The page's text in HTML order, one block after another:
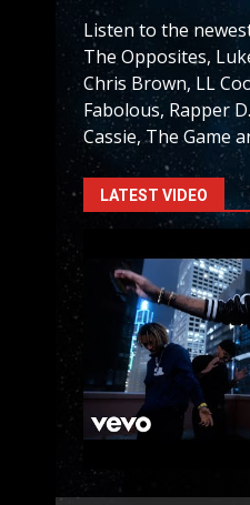
Listen to the
The Opposites,
Chris Brown, LL
Fabolous, Rapper
Cassie, The Game
LATEST VIDEO